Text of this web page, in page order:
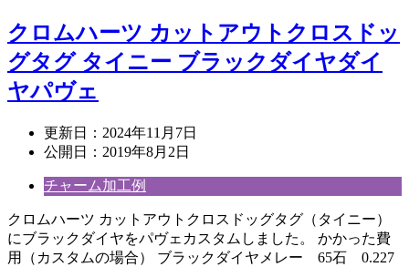
クロムハーツ カットアウトクロスドッ
グタグ タイニー ブラックダイヤダイ
ヤパヴェ
更新日： 2024年11月7日
公開日： 2019年8月2日
チャーム加工例
クロムハーツ カットアウトクロスドッグタグ（タイニー）
にブラックダイヤをパヴェカスタムしました。 かかった費
用（カスタムの場合） ブラックダイヤメレー 65石 0.227